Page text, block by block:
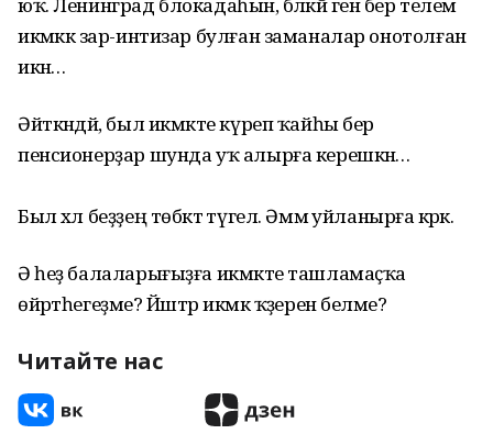
икмәккә зар-интизар булған заманалар онотолған
икән…
Әйткәндәй, был икмәкте күреп ҡайһы бер
пенсионерҙар шунда уҡ алырға керешкән…
Был хәл беҙҙең төбәктә түгел. Әммә уйланырға кәрәк.
Ә һеҙ балаларығыҙға икмәкте ташламаҫҡа
өйрәтһегеҙме? Йәштәр икмәк ҡәҙерен беләме?
Читайте нас